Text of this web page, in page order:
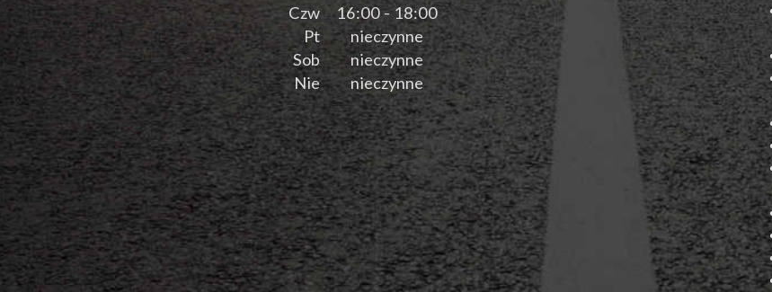
Czw
16:00 - 18:00
Pt
nieczynne
Sob
nieczynne
Nie
nieczynne